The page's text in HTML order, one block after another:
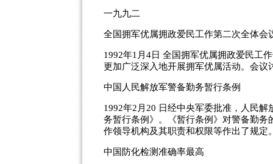
一九九二
全国拥军优属拥政爱民工作第二次全体会
1992年1月4日 全国拥军优属拥政爱民工
更加广泛深入地开展拥军优属活动。会
中国人民解放军警备勤务暂行条例
1992年2月20 日经中央军委批准，人民
务暂行条例》。《暂行条例》对警备勤
作领导机构及其职责和权限等作出了规定
中国防化检测准确率最高